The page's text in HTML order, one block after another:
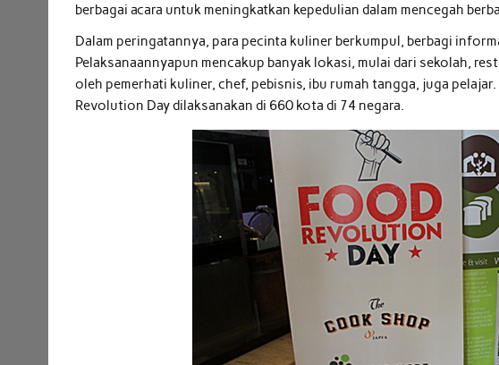
berbagai acara untuk meningkatkan kepedulian dalam mencegah
Dalam peringatannya, para pecinta kuliner berkumpul, berbagi
Pelaksanaannyapun mencakup banyak lokasi, mulai dari sekolah,
oleh pemerhati kuliner, chef, pebisnis, ibu rumah tangga, juga
Revolution Day dilaksanakan di 660 kota di 74 negara.